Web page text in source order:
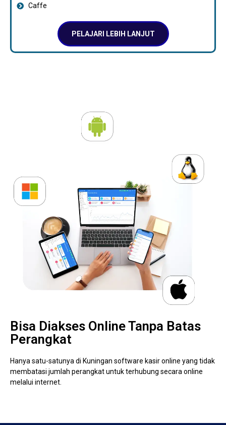
Caffe
PELAJARI LEBIH LANJUT
Bisa Diakses Online Tanpa Batas
Perangkat
Hanya satu-satunya di Kuningan software kasir online yang tidak
membatasi jumlah perangkat untuk terhubung secara online
melalui internet.